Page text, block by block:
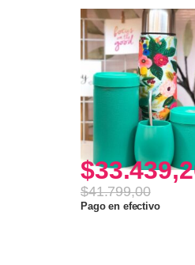
$
$41.799,00
Pago en efectivo